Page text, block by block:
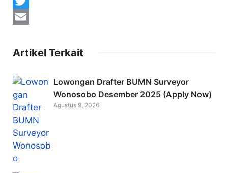
a
e
o
o
k
T
i
t
e
r
m
i
l
Artikel Terkait
Lowongan Drafter BUMN Surveyor
Wonosobo Desember 2025 (Apply Now)
Agustus 9, 2026